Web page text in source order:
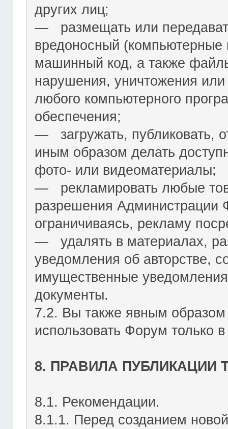
других лиц;
― размещать или
вредоносный
машинный код, а также
нарушения, уничтожения
любого компьютерного
обеспечения;
― загружать, публиковать,
иным образом делать
фото- или видеоматериалы;
― рекламировать любые
разрешения Администрации
ограничиваясь, рекламу
― удалять в материалах,
уведомления об авторстве,
имущественные
документы.
7.2. Вы также явным образом
использовать Форум только
8. ПРАВИЛА
8.1. Рекомендации.
8.1.1. Перед созданием